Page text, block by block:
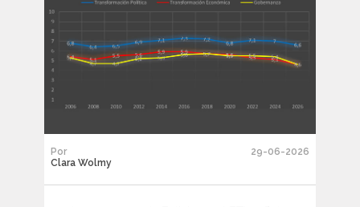
Por
Clara Wolmy
29-06-2026